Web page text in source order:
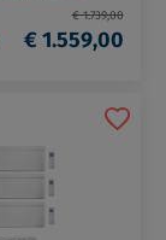
€ 1.739,00
€ 1.559,00